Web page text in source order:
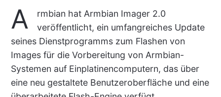
A
rmbian hat Armbian Imager 2.0
veröffentlicht, ein umfangreiches Update
seines Dienstprogramms zum Flashen von
Images für die Vorbereitung von Armbian-
Systemen auf Einplatinencomputern, das über
eine neu gestaltete Benutzeroberfläche und eine